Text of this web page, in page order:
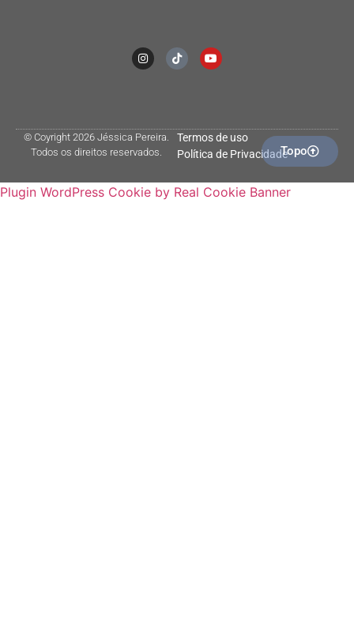
© Coyright 2026 Jéssica Pereira.
Todos os direitos reservados.
Termos de uso
Política de PrivacidadeTopo
Plugin WordPress Cookie by Real Cookie Banner